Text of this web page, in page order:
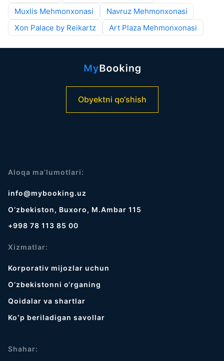
Muxlis Mehmonxonasi
Navruz Mehmonxonasi
Xon Palace by Reikartz
Art Plaza Mehmonxonasi
Obyektni qo‘shish
Aloqa ma’lumotlari:
info@mybooking.uz
O‘zbekiston, Buxoro, M.Ambar 115
+998 78 113 85 00
Xizmatlar:
Korporativ mijozlar uchun
O‘zbekistonni o‘rganing
Qoidalar va shartlar
Koʻp beriladigan savollar
Shahar: